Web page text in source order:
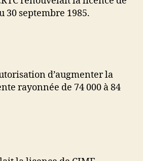
30 septembre 1985.
d’augmenter la
rayonnée de 74 000 à 84